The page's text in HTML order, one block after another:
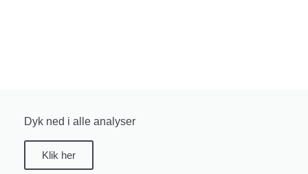
Dyk ned i alle analyser
Klik her